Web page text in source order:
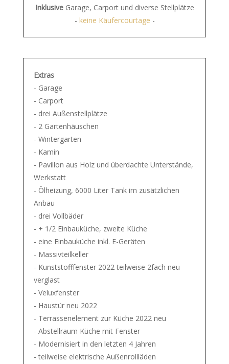
InklusiveGarage, Carport und diverse Stellplätze
- keine Käufercourtage -
Extras
- Garage
- Carport
- drei Außenstellplätze
- 2 Gartenhäuschen
- Wintergarten
- Kamin
- Pavillon aus Holz und überdachte Unterstände,
Werkstatt
- Ölheizung, 6000 Liter Tank im zusätzlichen
Anbau
- drei Vollbäder
- + 1/2 Einbauküche, zweite Küche
- eine Einbauküche inkl. E-Geräten
- Massivteilkeller
- Kunststofffenster 2022 teilweise 2fach neu
verglast
- Veluxfenster
- Haustür neu 2022
- Terrassenelement zur Küche 2022 neu
- Abstellraum Küche mit Fenster
- Modernisiert in den letzten 4 Jahren
- teilweise elektrische Außenrollläden